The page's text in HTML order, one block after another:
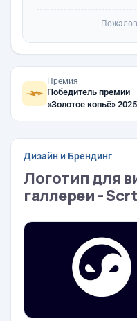
Премия
Победитель премии
«Золотое копьё» 2025,
Дизайн и Брендинг
Логотип для
галлереи -